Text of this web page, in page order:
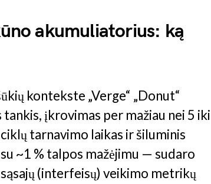
akumuliatorius: ką
kontekste „Verge“ „Donut“
įkrovimas per mažiau nei 5 iki
tarnavimo laikas ir šiluminis
~1 % talpos mažėjimu — sudaro
(interfeisų) veikimo metrikų